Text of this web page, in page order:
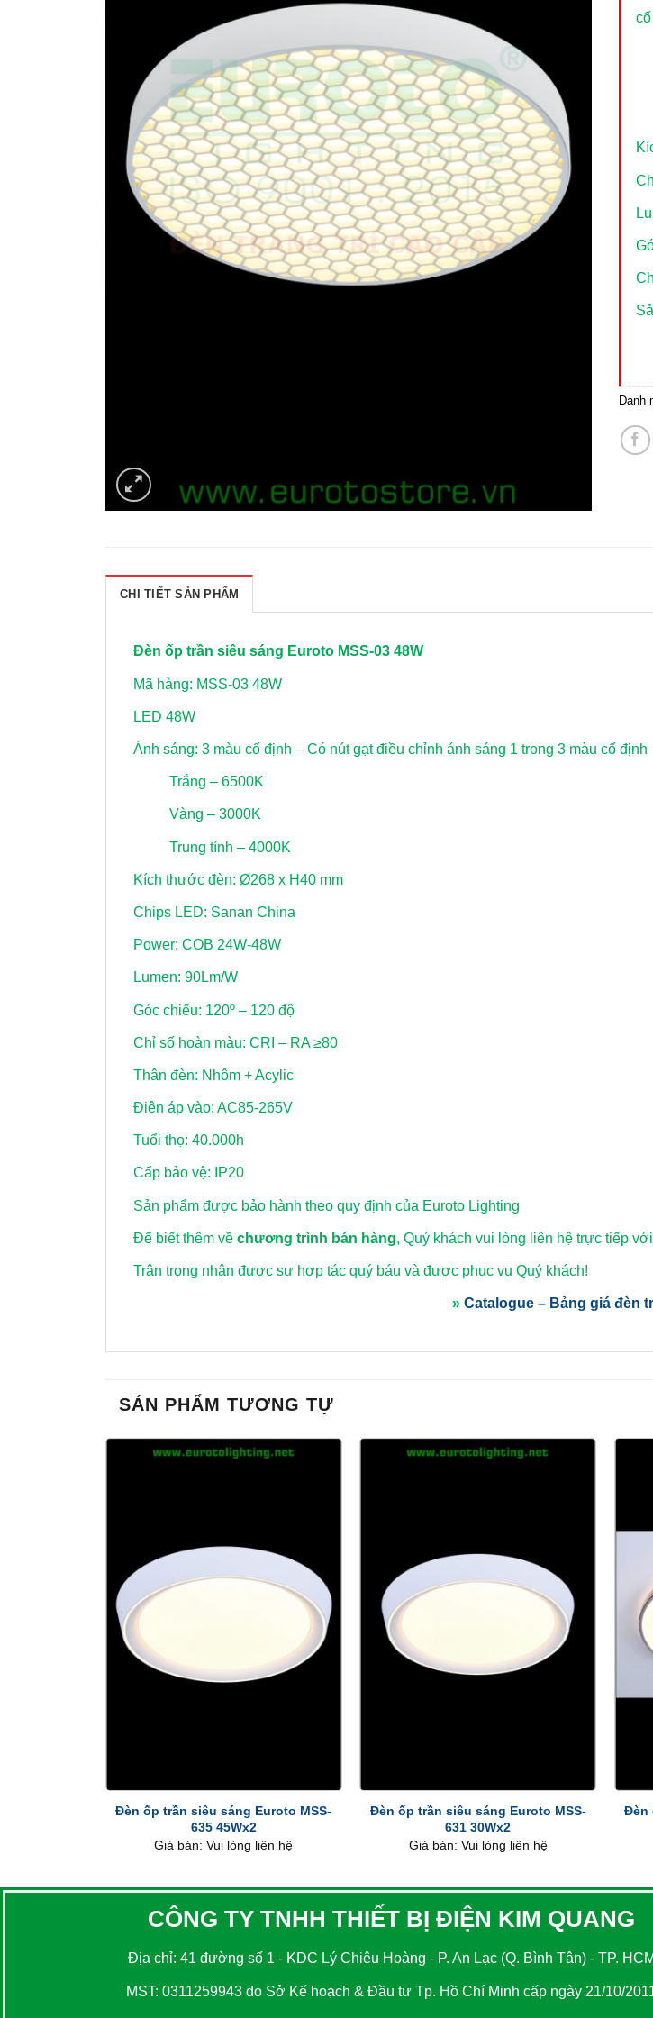
Danh
CHI TIẾT SẢN PHẨM
Đèn ốp trần siêu sáng Euroto MSS-03 48W
Mã hàng: MSS-03 48W
LED 48W
Ánh sáng: 3 màu cố định – Có nút gạt điều chỉnh ánh sáng 1 trong 3 màu cố định
Trắng – 6500K
Vàng – 3000K
Trung tính – 4000K
Kích thước đèn: Ø268 x H40 mm
Chips LED: Sanan China
Power: COB 24W-48W
Lumen: 90Lm/W
Góc chiếu: 120º – 120 độ
Chỉ số hoàn màu: CRI – RA ≥80
Thân đèn: Nhôm + Acylic
Điện áp vào: AC85-265V
Tuổi thọ: 40.000h
Cấp bảo vệ: IP20
Sản phẩm được bảo hành theo quy định của Euroto Lighting
Để biết thêm về chương trình bán hàng, Quý khách vui lòng liên hệ trực tiếp
Trân trọng nhận được sự hợp tác quý báu và được phục vụ Quý khách!
» Catalogue – Bảng giá đèn
SẢN PHẨM TƯƠNG TỰ
Đèn ốp trần siêu sáng Euroto MSS-
635 45Wx2
Giá bán: Vui lòng liên hệ
Đèn ốp trần siêu sáng Euroto MSS-
631 30Wx2
Giá bán: Vui lòng liên hệ
Đèn
CÔNG TY TNHH THIẾT BỊ ĐIỆN KIM QUANG
Địa chỉ: 41 đường số 1 - KDC Lý Chiêu Hoàng - P. An Lạc (Q. Bình Tân) - TP. HCM
MST: 0311259943 do Sở Kế hoạch & Đầu tư Tp. Hồ Chí Minh cấp ngày 21/10/